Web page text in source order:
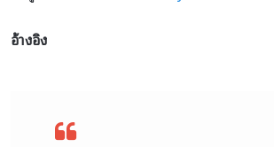
อ้างอิง